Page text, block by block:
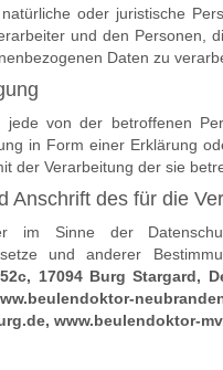
oder juristische
und den Personen,
Daten zu
jede von der betroffenen
in Form einer Erklärung
der Verarbeitung der sie
Anschrift des für die
im Sinne der
und anderer
17094 Burg Stargard,
www.beulendoktor-